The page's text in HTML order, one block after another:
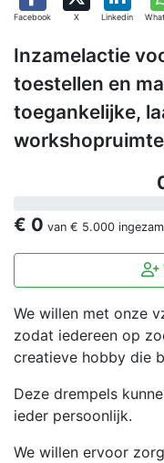
Facebook X Linkedin
Inzamelactie
toestellen en
toegankelijke,
€ 0 van € 5.000
We willen met onze
zodat iedereen op
creatieve hobby die
Deze drempels
ieder persoonlijk.
We willen ervoor